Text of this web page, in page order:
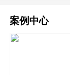
案例中心